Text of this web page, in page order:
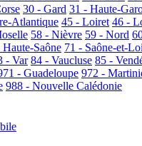
30 - Gard 31 - Haute-
Atlantique 45 - Loiret 46 -
58 - Nièvre 59 - Nord
Haute-Saône 71 - Saône-et-
- Var 84 - Vaucluse 85 -
- Guadeloupe 972 -
988 - Nouvelle Calédonie